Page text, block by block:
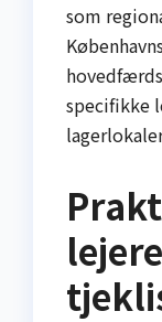
som
specifikke